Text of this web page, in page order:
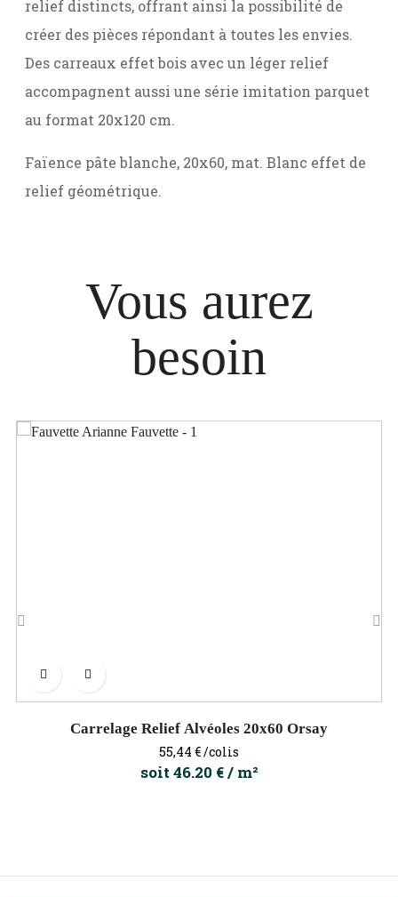
relief distincts, offrant ainsi la possibilité de
créer des pièces répondant à toutes les envies.
Des carreaux effet bois avec un léger relief
accompagnent aussi une série imitation parquet
au format 20x120 cm.
Faïence pâte blanche, 20x60, mat. Blanc effet de
relief géométrique.
Vous aurez
besoin
Carrelage Relief Alvéoles 20x60 Orsay
Prix
55,44 €/colis
soit 46.20 € / m²